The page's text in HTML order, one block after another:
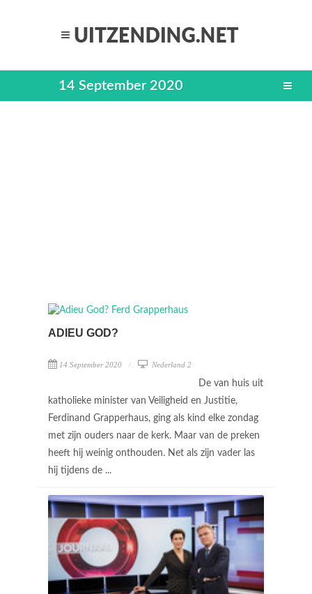
14 September 2020
ADIEU GOD?
14 September 2020 Nederland 2
De van huis uit
katholieke minister van Veiligheid en Justitie,
Ferdinand Grapperhaus, ging als kind elke zondag
met zijn ouders naar de kerk. Maar van de preken
heeft hij weinig onthouden. Net als zijn vader las
hij tijdens de ...